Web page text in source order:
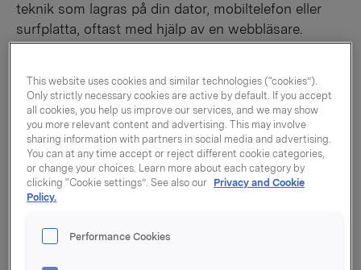
teknik som lagras på din dator, mobiltelefon eller
surfplatta, oftast med hjälp av en webbläsare.
webbplatserna från varandra, analysera hur bra vår
webbplats och våra webbtjänster fungerar samt för
anpassad, intressebaserad marknadsföring. Det
innebär att vi i större eller mindre grad använder
personuppgifterna, på så sätt som beskrivs nedan,
och den här informationen hjälper oss att förbättra
mer relevant för mottagarna.
Besökarna kan frivilligt välja att godkänna
This website uses cookies and similar technologies (“cookies”).
Only strictly necessary cookies are active by default. If you accept
all cookies, you help us improve our services, and we may show
you more relevant content and advertising. This may involve
sharing information with partners in social media and advertising.
You can at any time accept or reject different cookie categories,
or change your choices. Learn more about each category by
clicking “Cookie settings”. See also our Privacy and Cookie
Policy.
Performance Cookies